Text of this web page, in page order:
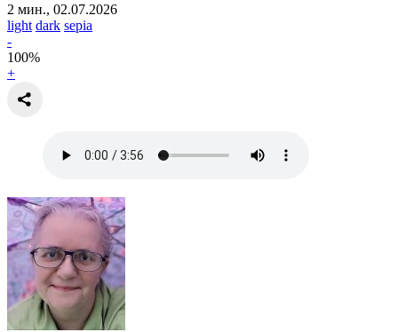
2 мин., 02.07.2026
light dark sepia
-
100%
+